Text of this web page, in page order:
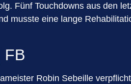
Fünf Touchdowns aus den
musste eine lange
FB
Robin Sebeille